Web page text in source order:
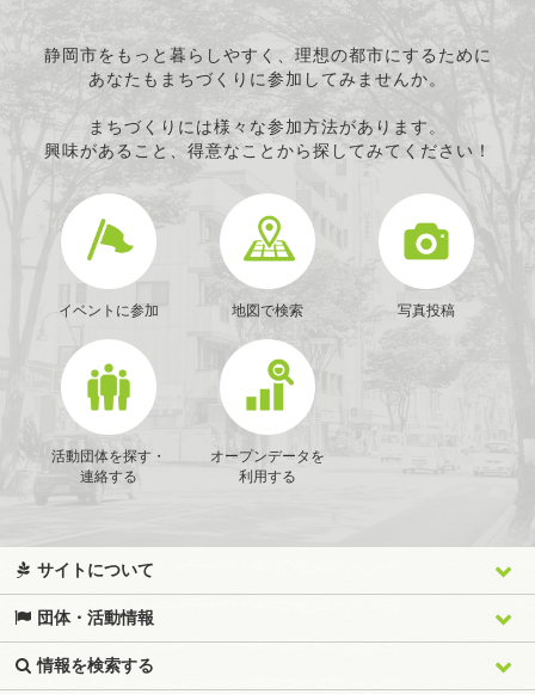
消費者保護
連絡・助言・援助
条例で定める活動
静岡市をもっと暮らしやすく、理想の都市にするために
あなたもまちづくりに参加してみませんか。
まちづくりには様々な参加方法があります。
興味があること、得意なことから探してみてください！
イベントに参加 地図で検索 写真投稿
活動団体を探す・
連絡する
オープンデータを
利用する
サイトについて
団体・活動情報
情報を検索する